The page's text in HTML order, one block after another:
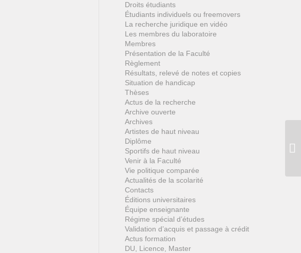
Droits étudiants
Étudiants individuels ou freemovers
La recherche juridique en vidéo
Les membres du laboratoire
Membres
Présentation de la Faculté
Règlement
Résultats, relevé de notes et copies
Situation de handicap
Thèses
Actus de la recherche
Archive ouverte
Archives
Artistes de haut niveau
Diplôme
Sportifs de haut niveau
Venir à la Faculté
Vie politique comparée
Actualités de la scolarité
Contacts
Éditions universitaires
Équipe enseignante
Régime spécial d’études
Validation d’acquis et passage à crédit
Actus formation
DU, Licence, Master